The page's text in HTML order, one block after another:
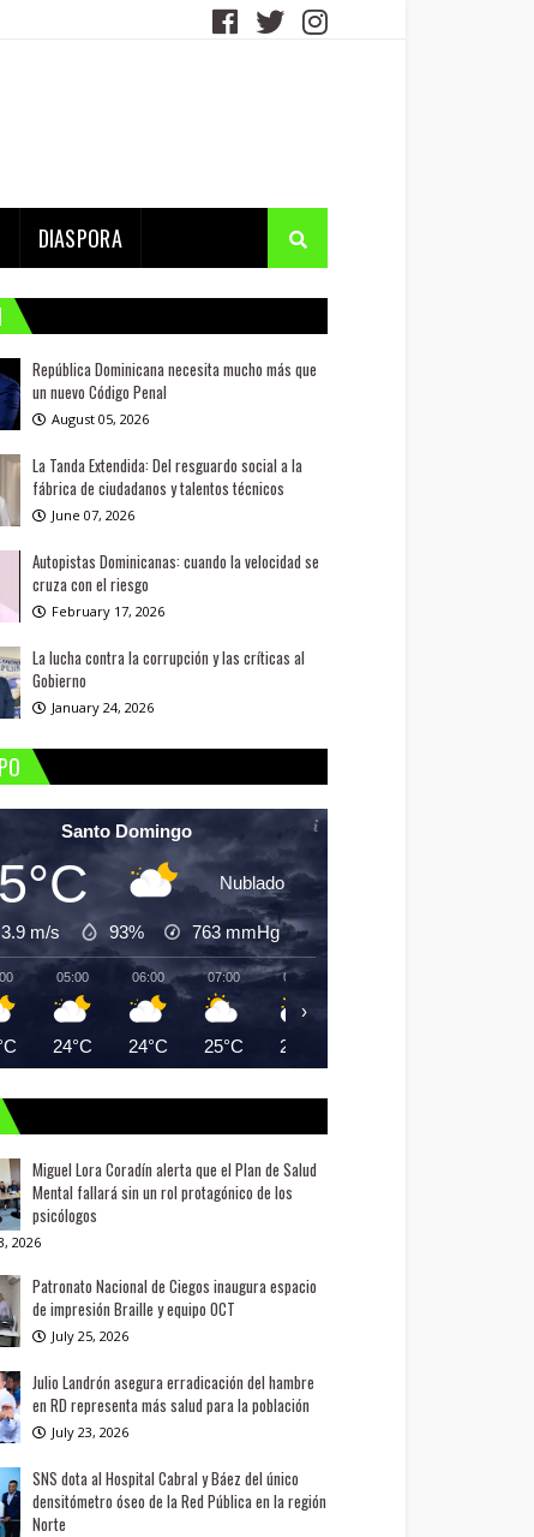
DIASPORA
República Dominicana necesita mucho más que
un nuevo Código Penal
August 05, 2026
La Tanda Extendida: Del resguardo social a la
fábrica de ciudadanos y talentos técnicos
June 07, 2026
Autopistas Dominicanas: cuando la velocidad se
cruza con el riesgo
February 17, 2026
La lucha contra la corrupción y las críticas al
Gobierno
January 24, 2026
Santo Domingo
Nublado
3.9 m/s 93% 763 mmHg
05:00
24°C
06:00
24°C
07:00
25°C
08:00
26°C
›
Miguel Lora Coradín alerta que el Plan de Salud
Mental fallará sin un rol protagónico de los
psicólogos
2026
Patronato Nacional de Ciegos inaugura espacio
de impresión Braille y equipo OCT
July 25, 2026
Julio Landrón asegura erradicación del hambre
en RD representa más salud para la población
July 23, 2026
SNS dota al Hospital Cabral y Báez del único
densitómetro óseo de la Red Pública en la región
Norte